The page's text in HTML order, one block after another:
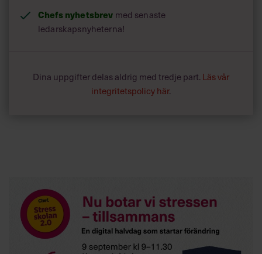
Chefs nyhetsbrev med senaste
ledarskapsnyheterna!
Dina uppgifter delas aldrig med tredje part. Läs vår
integritetspolicy här.